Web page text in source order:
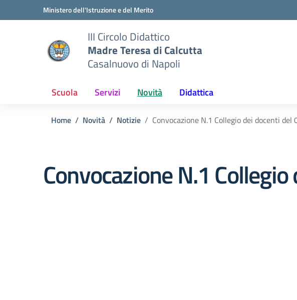
Vai ai contenuti
Vai al menu di navigazioneMinistero dell'Istruzione e del Merito
III Circolo Didattico
Madre Teresa di Calcutta
Casalnuovo di Napoli
Scuola Servizi Novità Didattica
Home Novità Notizie Convocazione N.1 Collegio dei docenti del
Convocazione N.1